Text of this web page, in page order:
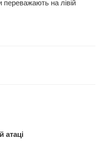
переважають на лівій
атаці